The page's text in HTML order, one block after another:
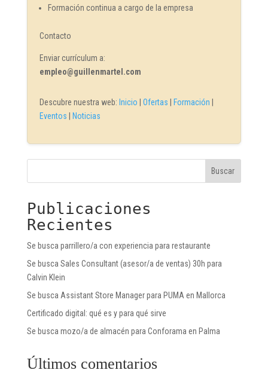
Formación continua a cargo de la empresa
Contacto
Enviar currículum a:
empleo@guillenmartel.com
Descubre nuestra web: Inicio Ofertas Formación
Eventos
Noticias
Buscar
Publicaciones
Recientes
Se busca parrillero/a con experiencia para restaurante
Se busca Sales Consultant (asesor/a de ventas) 30h para
Calvin Klein
Se busca Assistant Store Manager para PUMA en Mallorca
Certificado digital: qué es y para qué sirve
Se busca mozo/a de almacén para Conforama en Palma
Últimos comentarios